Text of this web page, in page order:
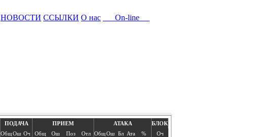
НОВОСТИ ССЫЛКИ О нас
On-line
ПОДАЧА ПРИЕМ АТАКА
БЛОК
ОбщОш Оч Общ Ош Поз Отл ОбщОш Бл Ата % Оч